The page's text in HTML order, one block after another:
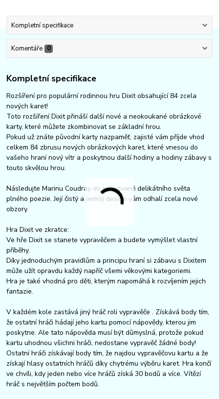
Kompletní specifikace
Komentáře 0
Kompletní specifikace
Rozšíření pro populární rodinnou hru Dixit obsahující 84 zcela
nových karet!
Toto rozšíření Dixit přináší další nové a neokoukané obrázkové
karty, které můžete zkombinovat se základní hrou.
Pokud už znáte původní karty nazpaměť, zajisté vám příjde vhod
celkem 84 zbrusu nových obrázkových karet, které vnesou do
vašeho hraní nový vítr a poskytnou další hodiny a hodiny zábavy s
touto skvělou hrou.
Následujte Marinu Coudray do rafinovaně delikátního světa
plného poezie. Její čistý a jemný design vám odhalí zcela nové
obzory.
Hra Dixit ve zkratce:
Ve hře Dixit se stanete vypravěčem a budete vymýšlet vlastní
příběhy.
Díky jednoduchým pravidlům a principu hraní si zábavu s Dixitem
může užít opravdu každý napříč všemi věkovými kategoriemi.
Hra je také vhodná pro děti, kterým napomáhá k rozvíjením jejich
fantazie.
V každém kole zastává jiný hráč roli vypravěče . Získává body tím,
že ostatní hráči hádají jeho kartu pomocí nápovědy, kterou jim
poskytne. Ale tato nápověda musí být důmyslná, protože pokud
kartu uhodnou všichni hráči, nedostane vypravěč žádné body!
Ostatní hráči získávají body tím, že najdou vypravěčovu kartu a že
získají hlasy ostatních hráčů díky chytrému výběru karet. Hra končí
ve chvíli, kdy jeden nebo více hráčů získá 30 bodů a více. Vítězí
hráč s největším počtem bodů.